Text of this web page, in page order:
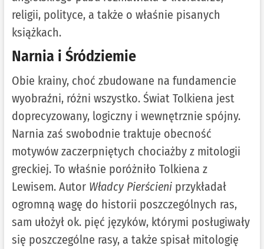
religii, polityce, a także o właśnie pisanych
książkach.
Narnia i Śródziemie
Obie krainy, choć zbudowane na fundamencie
wyobraźni, różni wszystko. Świat Tolkiena jest
doprecyzowany, logiczny i wewnętrznie spójny.
Narnia zaś swobodnie traktuje obecność
motywów zaczerpniętych chociażby z mitologii
greckiej. To właśnie poróżniło Tolkiena z
Lewisem. Autor Władcy Pierścieniprzykładał
ogromną wagę do historii poszczególnych ras,
sam ułożył ok. pięć języków, którymi posługiwały
się poszczególne rasy, a także spisał mitologię